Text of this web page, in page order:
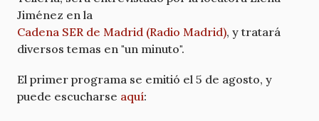
Jiménez en la
Cadena SER de Madrid (Radio Madrid), y tratará
diversos temas en "un minuto".
El primer programa se emitió el 5 de agosto, y
puede escucharse aquí: